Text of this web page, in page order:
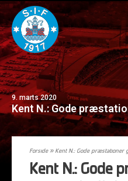
9. marts 2020
Kent N.: Gode
Forside»Kent N.: Gode præstationer
Kent N.: Gode